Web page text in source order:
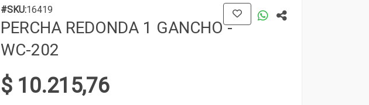
#SKU:16419
PERCHA REDONDA 1 GANCHO -
WC-202
$ 10.215,76